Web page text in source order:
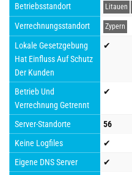
Betriebsstandort Litauen
Verrechnungsstandort Zypern
Lokale Gesetzgebung
Hat Einfluss Auf Schutz
Der Kunden
✔
Betrieb Und
Verrechnung Getrennt
✔
Server-Standorte
56
Keine Logfiles
✔
Eigene DNS Server
✔